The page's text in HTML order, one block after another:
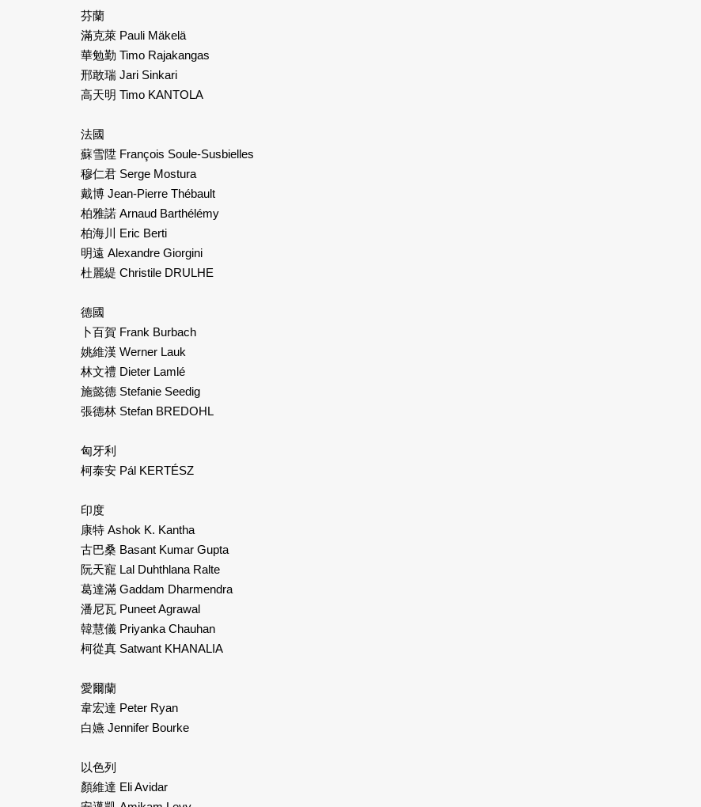
芬蘭
滿克萊 Pauli Mäkelä
華勉勤 Timo Rajakangas
邢敢瑞 Jari Sinkari
高天明 Timo KANTOLA
法國
蘇雪陞 François Soule-Susbielles
穆仁君 Serge Mostura
戴博 Jean-Pierre Thébault
柏雅諾 Arnaud Barthélémy
柏海川 Eric Berti
明遠 Alexandre Giorgini
杜麗緹 Christile DRULHE
德國
卜百賀 Frank Burbach
姚維漢 Werner Lauk
林文禮 Dieter Lamlé
施懿德 Stefanie Seedig
張德林 Stefan BREDOHL
匈牙利
柯泰安 Pál KERTÉSZ
印度
康特 Ashok K. Kantha
古巴桑 Basant Kumar Gupta
阮天寵 Lal Duhthlana Ralte
葛達滿 Gaddam Dharmendra
潘尼瓦 Puneet Agrawal
韓慧儀 Priyanka Chauhan
柯從真 Satwant KHANALIA
愛爾蘭
韋宏達 Peter Ryan
白嬿 Jennifer Bourke
以色列
顏維達 Eli Avidar